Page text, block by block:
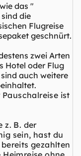
das "
die
Flugreise
geschnürt.
zwei Arten
Hotel oder Flug
auch weitere
ist
z. B. der
sein, hast du
gezahlten